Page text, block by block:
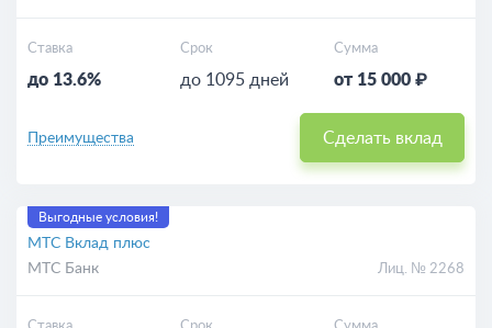
Ставка
до 13.6%
Срок
до 1095 дней
Сумма
от 15 000 ₽
Преимущества Сделать вклад
Выгодные условия!
МТС Вклад плюс
МТС Банк
Лиц. № 2268